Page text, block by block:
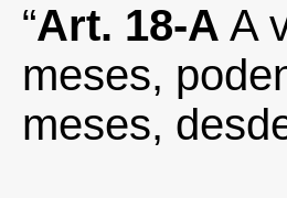
“Art. 18-A A
meses,
meses,